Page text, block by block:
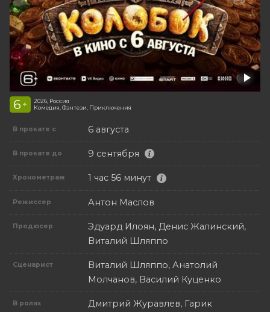
6 +
2026, Россия
Комедия, Фэнтези, Приключения
В прокате с 6 августа
В прокате до 9 сентября
Хронометраж 1 час 56 минут
Режиссер Антон Маслов
Продюсер
Эдуард Илоян, Денис Жалинский,
Виталий Шляппо
Сценарист
Виталий Шляппо, Анатолий
Молчанов, Василий Куценко
В ролях
Дмитрий Журавлев, Гарик